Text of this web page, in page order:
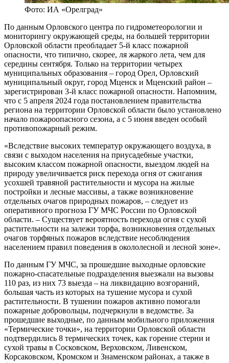
Фото: ИА «Орелград»
По данным Орловского центра по гидрометеорологии и
мониторингу окружающей среды, на большей территории
Орловской области преобладает 5-й класс пожарной
опасности, что типично, скорее, ля жаркого лета, чем для
середины сентября. Только на территории четырех
муниципальных образования – город Орел, Орловский
муниципальный округ, город Мценск и Мценский район –
зарегистрирован 3-й класс пожарной опасности. Напомним,
что с 5 апреля 2024 года постановлением правительства
региона на территории Орловской области было установлено
начало пожароопасного сезона, а с 5 июня введен особый
противопожарный режим.
«Вследствие высоких температур окружающего воздуха, в
связи с выходом населения на приусадебные участки,
высоким классом пожарной опасности, выездом людей на
природу увеличивается риск перехода огня от сжигания
усохшей травяной растительности и мусора на жилые
постройки и лесные массивы, а также возникновение
отдельных очагов природных пожаров, – следует из
оперативного прогноза ГУ МЧС России по Орловской
области. – Существует вероятность перехода огня с сухой
растительности на залежи торфа, возникновения отдельных
очагов торфяных пожаров вследствие несоблюдения
населением правил поведения в окололесной и лесной зоне».
По данным ГУ МЧС, за прошедшие выходные орловские
пожарно-спасательные подразделения выезжали на вызовы
110 раз, из них 73 выезда – на ликвидацию возгораний,
большая часть из которых на тушение мусора и сухой
растительности. В тушении пожаров активно помогали
пожарные добровольцы, подчеркнули в ведомстве. За
прошедшие выходные, по данным мобильного приложения
«Термические точки», на территории Орловской области
подтвердились 8 термических точек, как горение стерни и
сухой травы в Сосковском, Верховском, Ливенском,
Корсаковском, Кромском и Знаменском районах, а также в